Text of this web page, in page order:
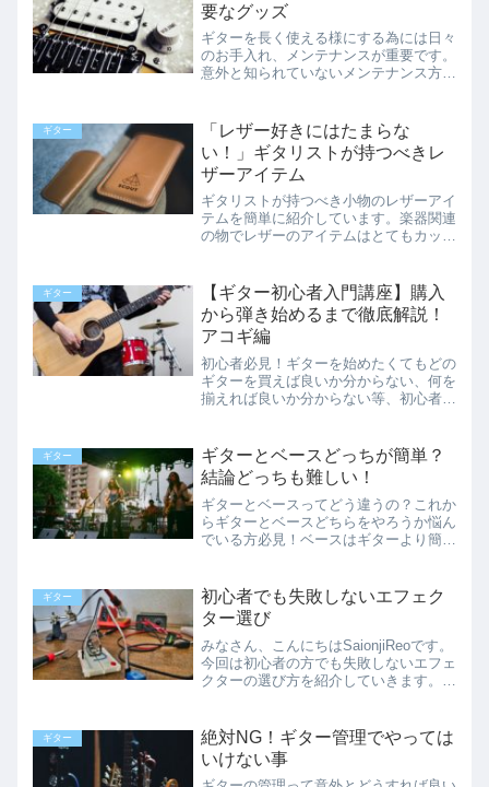
要なグッズ
ギターを長く使える様にする為には日々
のお手入れ、メンテナンスが重要です。
意外と知られていないメンテナンス方法
日々のお手入れのポイントやメンテナン
ス方法を紹介しています。
ギター
「レザー好きにはたまらな
い！」ギタリストが持つべきレ
ザーアイテム
ギタリストが持つべき小物のレザーアイ
テムを簡単に紹介しています。楽器関連
の物でレザーのアイテムはとてもカッコ
方必見！」の内容となっています。
ギター
【ギター初心者入門講座】購入
から弾き始めるまで徹底解説！
アコギ編
初心者必見！ギターを始めたくてもどの
ギターを買えば良いか分からない、何を
揃えれば良いか分からない等、初心者の
必要な物や道具等、まずやるべき事を詳
しく説明しています。
ギター
ギターとベースどっちが簡単？
結論どっちも難しい！
ギターとベースってどう違うの？これか
らギターとベースどちらをやろうか悩ん
でいる方必見！ベースはギターより簡単
ースの違いや特徴を細かく徹底解説！
ギター
初心者でも失敗しないエフェク
ター選び
みなさん、こんにちはSaionjiReoです。
今回は初心者の方でも失敗しないエフェ
クターの選び方を紹介していきます。エ
こかかりますので、出来れば失敗したく
ないもの。どん...
ギター
絶対NG！ギター管理でやっては
いけない事